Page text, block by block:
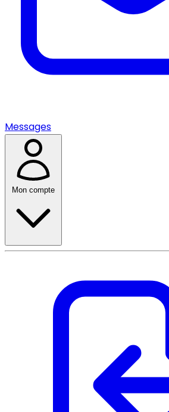
Messages
Mon compte